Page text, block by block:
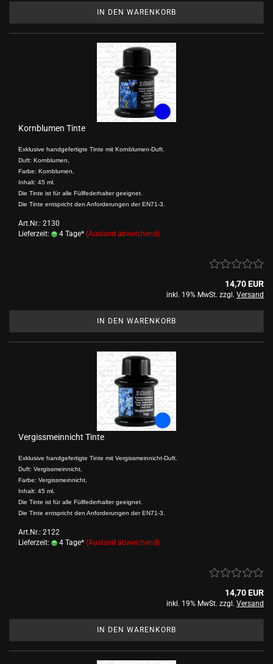
IN DEN WARENKORB
Kornblumen Tinte
Exklusive handgefertigte Tinte mit Kornblumen-Duft.
Duft: Kornblumen,
Farbe: Kornblumen,
Inhalt: 45 ml.
Die Tinte ist für alle Füllfederhalter geeignet.
Die Tinte entspricht den Anforderungen der EN71-3.
Art.Nr.: 2130
Lieferzeit:
4 Tage* (Ausland abweichend)
14,70 EUR
inkl. 19% MwSt. zzgl. Versand
IN DEN WARENKORB
Vergissmeinnicht Tinte
Exklusive handgefertigte Tinte mit Vergissmeinnicht-Duft.
Duft: Vergissmeinnicht,
Farbe: Vergissmeinnicht,
Inhalt: 45 ml.
Die Tinte ist für alle Füllfederhalter geeignet.
Die Tinte entspricht den Anforderungen der EN71-3.
Art.Nr.: 2122
Lieferzeit:
4 Tage* (Ausland abweichend)
14,70 EUR
inkl. 19% MwSt. zzgl. Versand
IN DEN WARENKORB